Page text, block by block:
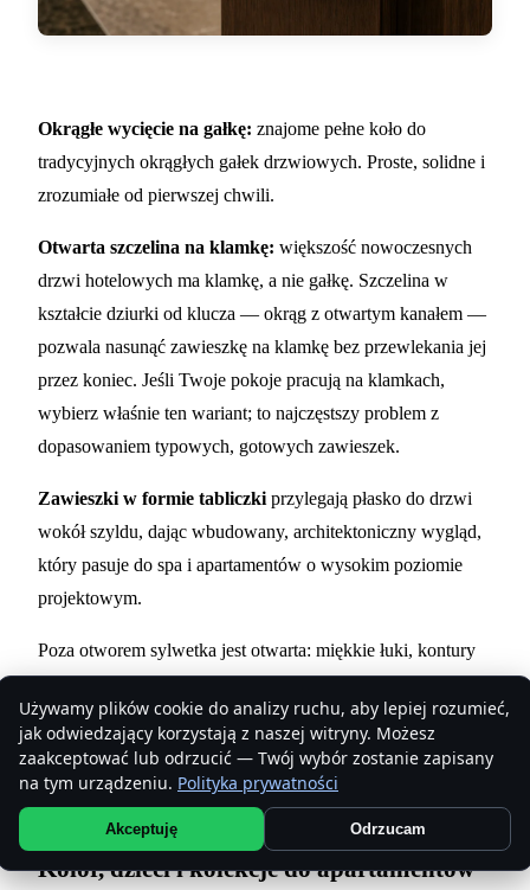
Okrągłe wycięcie na gałkę: znajome pełne koło do
tradycyjnych okrągłych gałek drzwiowych. Proste, solidne i
zrozumiałe od pierwszej chwili.
Otwarta szczelina na klamkę: większość nowoczesnych
drzwi hotelowych ma klamkę, a nie gałkę. Szczelina w
kształcie dziurki od klucza — okrąg z otwartym kanałem —
pozwala nasunąć zawieszkę na klamkę bez przewlekania jej
przez koniec. Jeśli Twoje pokoje pracują na klamkach,
wybierz właśnie ten wariant; to najczęstszy problem z
dopasowaniem typowych, gotowych zawieszek.
Zawieszki w formie tabliczki przylegają płasko do drzwi
wokół szyldu, dając wbudowany, architektoniczny wygląd,
który pasuje do spa i apartamentów o wysokim poziomie
projektowym.
Poza otworem sylwetka jest otwarta: miękkie łuki, kontury
liści i fal, etykiety willi albo czysty zaokrąglony prostokąt.
Nie chodzi nigdy o nowinkę dla samej nowinki — chodzi o
dopasowanie kształtu do drzwi i do tego, jak marka wygląda
we wszystkich innych miejscach.
Kolor, dzieci i kolekcje do apartamentów
Używamy plików cookie do analizy ruchu, aby lepiej rozumieć,
jak odwiedzający korzystają z naszej witryny. Możesz
zaakceptować lub odrzucić — Twój wybór zostanie zapisany
na tym urządzeniu. Polityka prywatności
Akceptuję Odrzucam